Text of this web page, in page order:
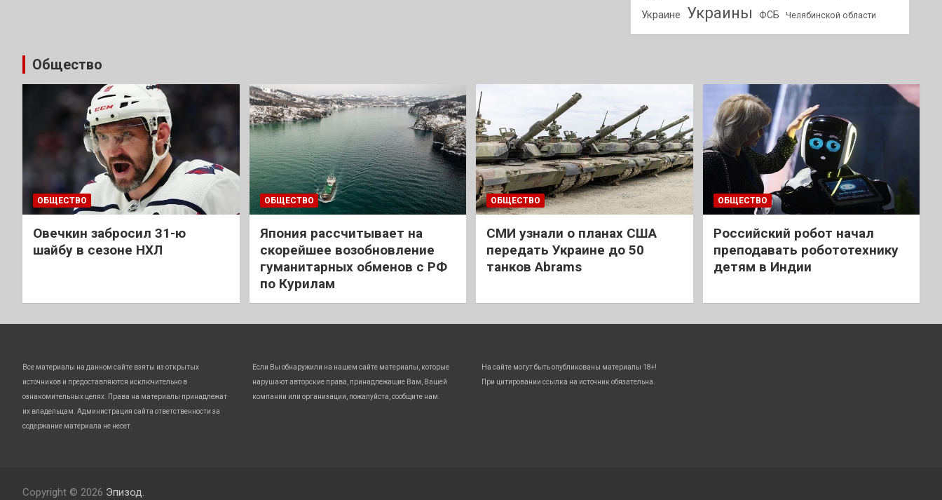
Украине Украины ФСБ Челябинской области
Общество
ОБЩЕСТВО
Овечкин забросил 31-ю
шайбу в сезоне НХЛ
ОБЩЕСТВО
Япония рассчитывает на
скорейшее возобновление
гуманитарных обменов с РФ
по Курилам
ОБЩЕСТВО
СМИ узнали о планах США
передать Украине до 50
танков Abrams
ОБЩЕСТВО
Российский робот начал
преподавать робототехнику
детям в Индии
Все материалы на данном сайте взяты из открытых
источников и предоставляются исключительно в
ознакомительных целях. Права на материалы принадлежат
их владельцам. Администрация сайта ответственности за
содержание материала не несет.
Если Вы обнаружили на нашем сайте материалы, которые
нарушают авторские права, принадлежащие Вам, Вашей
компании или организации, пожалуйста, сообщите нам.
На сайте могут быть опубликованы материалы 18+!
При цитировании ссылка на источник обязательна.
Copyright © 2026 Эпизод.